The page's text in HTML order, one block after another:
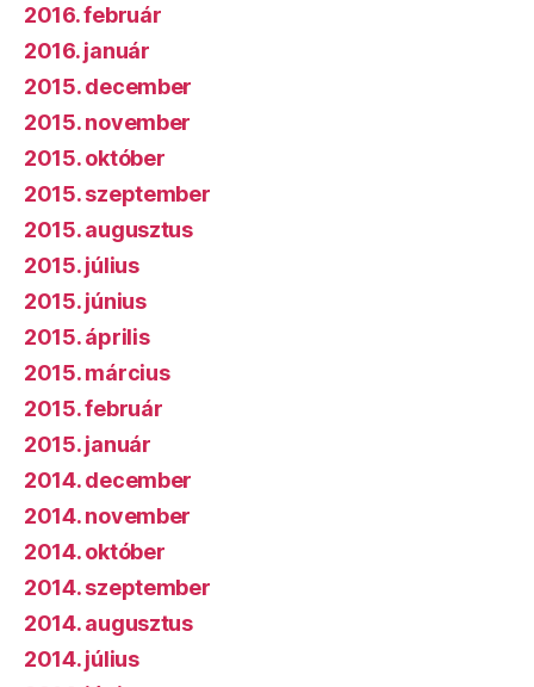
2016. február
2016. január
2015. december
2015. november
2015. október
2015. szeptember
2015. augusztus
2015. július
2015. június
2015. április
2015. március
2015. február
2015. január
2014. december
2014. november
2014. október
2014. szeptember
2014. augusztus
2014. július